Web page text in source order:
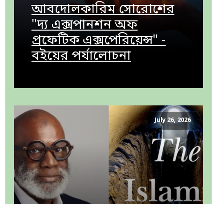
আবদোলকারিম সোরোশের
"দ্য এক্সপানশন অফ
প্রফেটিক এক্সপেরিয়েন্স" -
বইয়ের পর্যালোচনা
July 26, 2026